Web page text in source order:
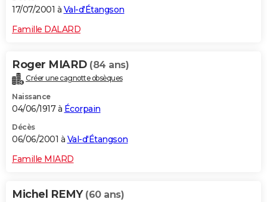
17/07/2001 à Val-d'Étangson
Famille DALARD
Roger MIARD (84 ans)
Créer une cagnotte obsèques
Naissance
04/06/1917 à Écorpain
Décès
06/06/2001 à Val-d'Étangson
Famille MIARD
Michel REMY (60 ans)